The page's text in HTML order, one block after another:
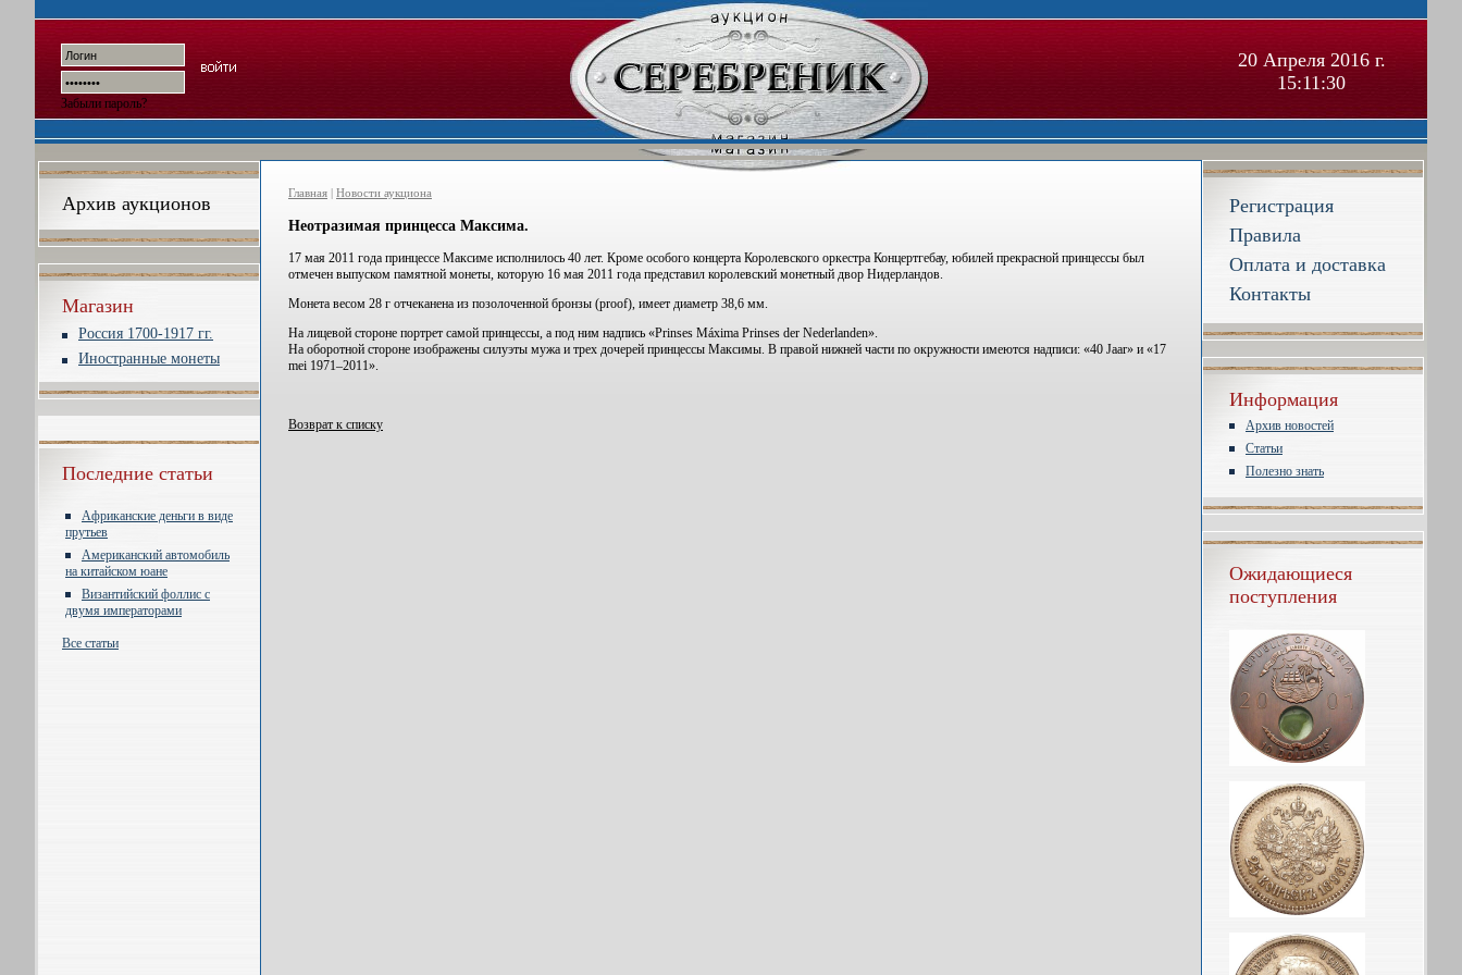
Забыли пароль?
20 Апреля 2016 г.
15:11:31
Архив аукционов
Магазин
Россия 1700-1917 гг.
Иностранные монеты
Последние статьи
Африканские деньги в виде
прутьев
Американский автомобиль
на китайском юане
Византийский фоллис с
двумя императорами
Все статьи
Главная | Новости аукциона
Неотразимая принцесса Максима.
17 мая 2011 года принцессе Максиме исполнилось 40 лет. Кроме особого концерта Королевского оркестра Концертгебау, юбилей прекрасной принцессы был
отмечен выпуском памятной монеты, которую 16 мая 2011 года представил королевский монетный двор Нидерландов.
Монета весом 28 г отчеканена из позолоченной бронзы (proof), имеет диаметр 38,6 мм.
На лицевой стороне портрет самой принцессы, а под ним надпись «Prinses Máxima Prinses der Nederlanden».
На оборотной стороне изображены силуэты мужа и трех дочерей принцессы Максимы. В правой нижней части по окружности имеются надписи: «40 Jaar» и «17
mei 1971–2011».
Возврат к списку
Регистрация
Правила
Оплата и доставка
Контакты
Информация
Архив новостей
Статьи
Полезно знать
Ожидающиеся
поступления